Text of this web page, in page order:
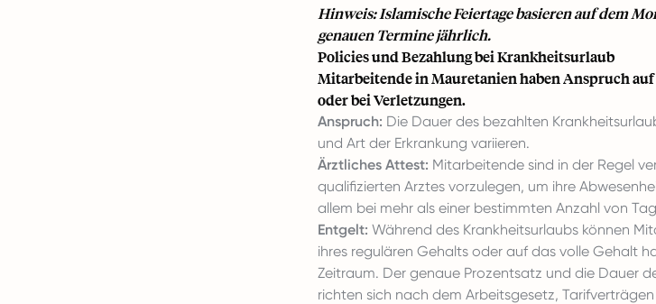
Hinweis: Islamische Feiertage basieren auf dem
genauen Termine jährlich.
Policies und Bezahlung bei Krankheitsurlaub
Mitarbeitende in Mauretanien haben Anspruch
oder bei Verletzungen.
Anspruch: Die Dauer des bezahlten
und Art der Erkrankung variieren.
Ärztliches Attest: Mitarbeitende sind in der Regel
qualifizierten Arztes vorzulegen, um ihre
allem bei mehr als einer bestimmten Anzahl von
Entgelt: Während des Krankheitsurlaubs können
ihres regulären Gehalts oder auf das volle Gehalt
Zeitraum. Der genaue Prozentsatz und die Dauer
richten sich nach dem Arbeitsgesetz,